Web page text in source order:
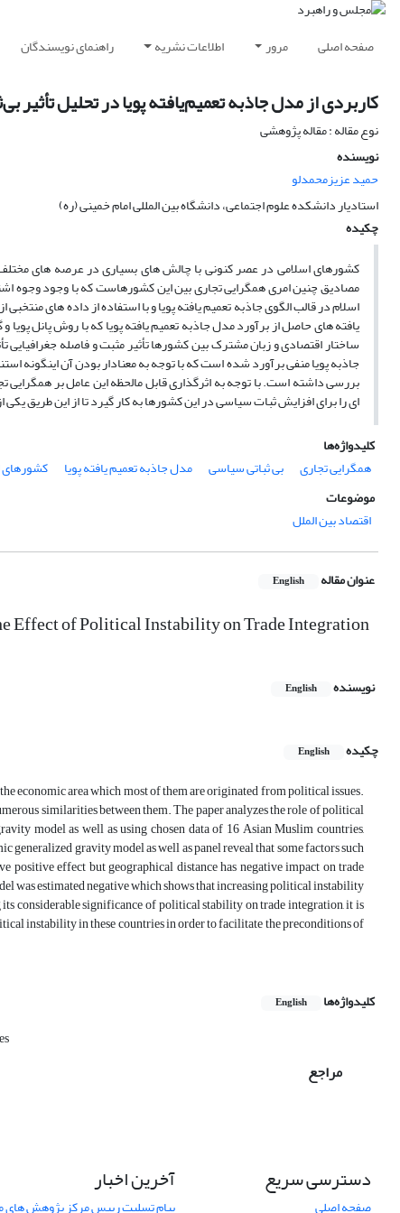
صفحه اصلی مرور اطلاعات نشریه راهنمای نویسندگان
کاربردی از مدل جاذبه تعمیم‌یافته پویا در تحلیل
نوع مقاله : مقاله پژوهشی
نویسنده
حمید عزیزمحمدلو
استادیار دانشکده علوم اجتماعی، دانشگاه بین المللی امام خمینی (ره)
چکیده
کشورهای اسلامی در عصر کنونی با چالش های بسیاری در عرصه های
مصادیق چنین امری همگرایی تجاری بین این کشورهاست که با وجود وجوه
یافته های حاصل از برآورد مدل جاذبه تعمیم یافته پویا که با روش پانل
ساختار اقتصادی و زبان مشترک بین کشورها تأثیر مثبت و فاصله
جاذبه پویا منفی برآورد شده است که با توجه به معنادار بودن آن
بررسی داشته است. با توجه به اثرگذاری قابل مالحظه این عامل بر
ای را برای افزایش ثبات سیاسی در این کشورها به کار گیرد تا از این طریق
کلیدواژه‌ها
همگرایی تجاری
بی ثباتی سیاسی مدل جاذبه تعمیم یافته پویا
کشورهای
موضوعات
اقتصاد بین الملل
عنوان مقاله English
Effect of Political Instability on Trade Integration
نویسنده English
چکیده
English
economic area which most of them are originated from political issues.
similarities between them. The paper analyzes the role of political
model as well as using chosen data of 16 Asian Muslim countries,
gravity model as well as panel reveal that some factors such
positive effect but geographical distance has negative impact on trade
was estimated negative which shows that increasing political instability
considerable significance of political stability on trade integration, it is
instability in these countries in order to facilitate the preconditions of
کلیدواژه‌ها English
مراجع
دسترسی سریع
صفحه اصلی
آخرین اخبار
پیام تسلیت رییس مرکز پژوهش